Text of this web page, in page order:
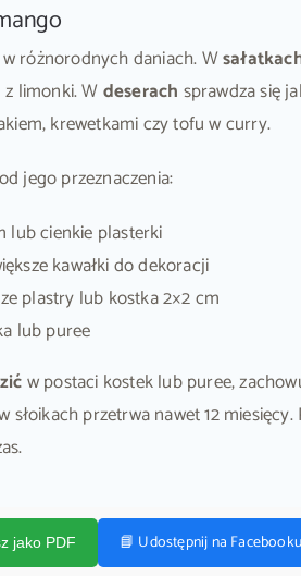
różnorodnych daniach. W
limonki. Wdeserach sprawdza się
krewetkami czy tofu w curry.
jego przeznaczenia:
lub cienkie plasterki
kawałki do dekoracji
plastry lub kostka 2×2 cm
lub puree
w postaci kostek lub puree,
przetrwa nawet 12
jako PDF 📘 Udostępnij na Facebooku